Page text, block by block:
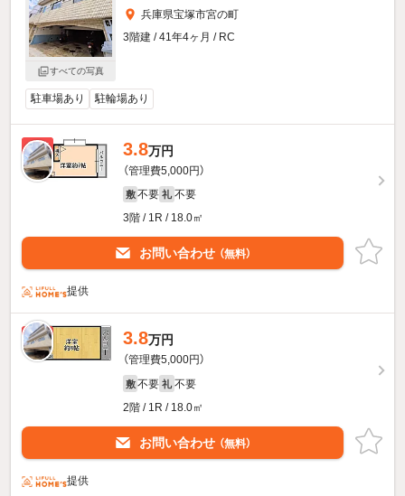
すべての写真
兵庫県宝塚市宮の町
3階建 / 41年4ヶ月 / RC
駐車場あり 駐輪場あり
新着 3.8万円
（管理費5,000円）
敷 不要 礼 不要
3階 / 1R / 18.0㎡
お問い合わせ （無料）
提供
新着 3.8万円
（管理費5,000円）
敷 不要 礼 不要
2階 / 1R / 18.0㎡
お問い合わせ （無料）
提供